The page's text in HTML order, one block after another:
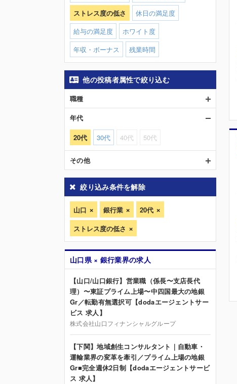
ストレス度の低さ
休日の満足度
給与の満足度
ホワイト度
年収・ボーナス
残業時間
他の投稿者属性で絞り込む
職種
年代
20代 30代 40代 50代
その他
絞り込み条件を解除
山口 銀行業
20代
ストレス度の低さ
山口県 × 銀行業界の求人
【山口/山口銀行】営業職（係長〜支店長代
理）〜東証プライム上場〜中四国最大の地銀
Gr／転勤有無選択可【dodaエージェントサー
ビス 求人】
株式会社山口フィナンシャルグループ
【下関】地域創生コンサルタント｜自動車・
運輸業界の変革を牽引／プライム上場の地銀
Gr■完全週休2日制【dodaエージェントサービ
ス 求人】